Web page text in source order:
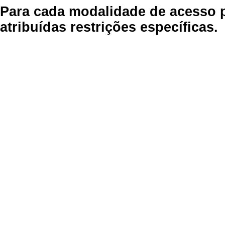
Para cada modalidade de
atribuídas restrições específicas.